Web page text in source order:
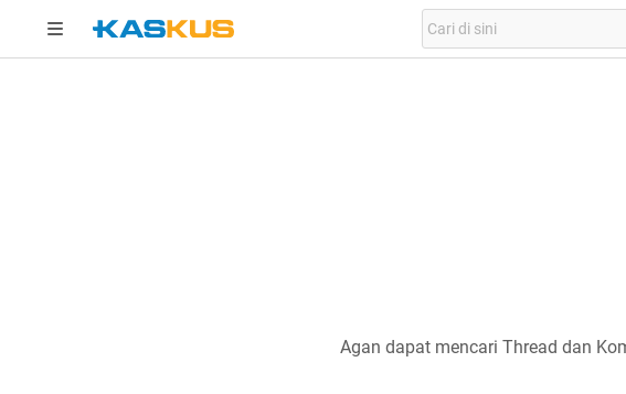
Agan dapat mencari Thread dan